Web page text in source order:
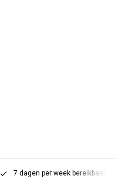
7 dagen per week bereikbaar